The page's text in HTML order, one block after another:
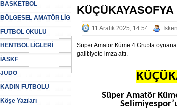
BASKETBOL
BÖLGESEL AMATÖR LİG
FUTBOL OKULU
HENTBOL LİGLERİ
İASKF
JUDO
KADIN FUTBOLU
Köşe Yazıları
11 Aralık 2025, 14:54
Süper Amatör Küme 4.Grupta
galibiyete imza attı.
Süper Amatör